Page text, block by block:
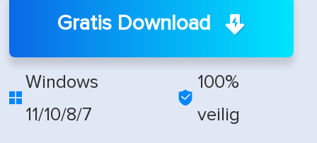
Gratis Download

Windows
11/10/8/7

100%
veilig